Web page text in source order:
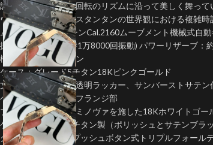
調速装置の安定した回転のリズムに沿って美しく舞って
ヴァシュロン・コンスタンタンの世界観における複雑時
ムーブメント:クローンCal.2160ムーブメント機械式自動
振動数：2.5HZ (毎時1万8000回振動) パワーリザーブ：
機能：トゥールビヨン
ケース：グレード5チタン18Kピンクゴールド
文字盤：ブルーの半透明ラッカー、サンバーストサテン
ベルベット仕上げのフランジ部
ブルーのスーパールミノヴァを施した18Kホワイトゴ
ケース：グレード5チタン製（ポリッシュとサテンブラ
グレード5チタン製プッシュボタン式トリプルフォール